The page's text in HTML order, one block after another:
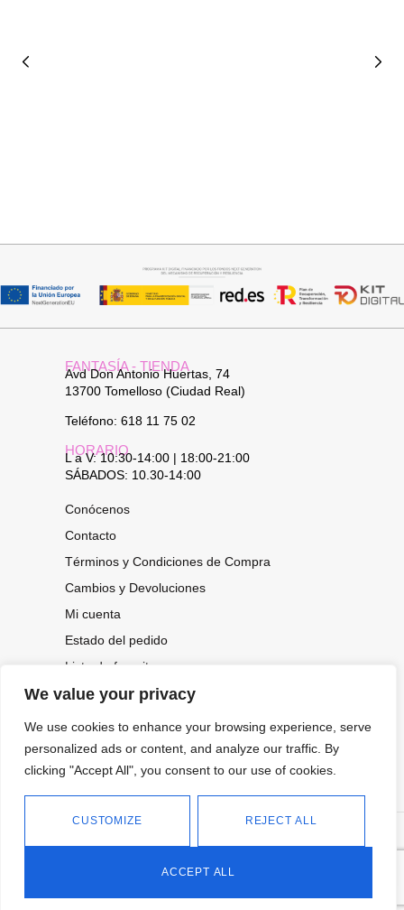
We value your privacy
We use cookies to enhance your browsing experience, serve
personalized ads or content, and analyze our traffic. By
clicking "Accept All", you consent to our use of cookies.
CUSTOMIZE REJECT ALL
ACCEPT ALL
FANTASÍA - TIENDA
Avd Don Antonio Huertas, 74
13700 Tomelloso (Ciudad Real)
Teléfono: 618 11 75 02
HORARIO
L a V: 10:30-14:00 | 18:00-21:00
SÁBADOS: 10.30-14:00
Conócenos
Contacto
Términos y Condiciones de Compra
Cambios y Devoluciones
Mi cuenta
Estado del pedido
Lista de favoritos
CONOCE NUESTRAS NOVEDADES,
OFERTAS...
2026.